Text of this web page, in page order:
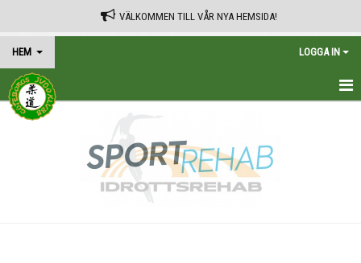
VÄLKOMMEN TILL VÅR NYA HEMSIDA!
HEM LOGGA IN
HEM
TRÄNINGSSCHEMA